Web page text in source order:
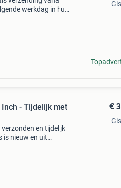
werkdag in huis
- Tijdelijk met
en tijdelijk
is nieuw en uit
€